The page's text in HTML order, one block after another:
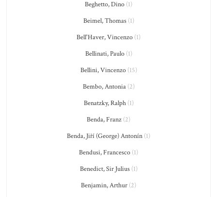
Beghetto, Dino (1)
Beimel, Thomas(1)
Bell'Haver, Vincenzo (1)
Bellinati, Paulo(1)
Bellini, Vincenzo(15)
Bembo, Antonia(2)
Benatzky, Ralph(1)
Benda, Franz (2)
Benda, Jiří (George) Antonín (1)
Bendusi, Francesco (1)
Benedict, Sir Julius(1)
Benjamin, Arthur (2)